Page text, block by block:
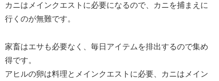
カニはメインクエストに必要になるので、カニを捕まえに
行くのが無難です。
家畜はエサも必要なく、毎日アイテムを排出するので集め
得です。
アヒルの卵は料理とメインクエストに必要、カニはメイン